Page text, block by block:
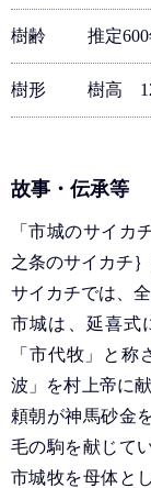
樹齢 推定
樹形 樹高
故事・伝承等
「市城のサイカ
之条のサイカチ｝
サイカチでは、
市城は、延喜式
「市代牧」と称
波」を村上帝に
頼朝が神馬砂金
毛の駒を献じて
市城牧を母体と